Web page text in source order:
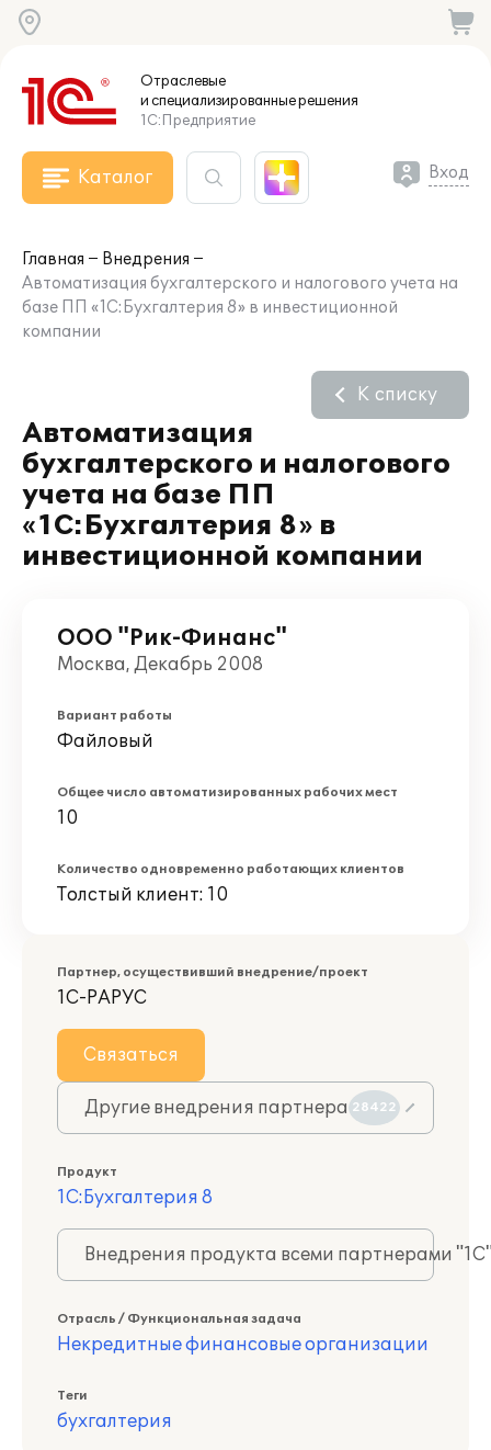
Отраслевые
и специализированныерешения
1С:Предприятие
Каталог Вход
Главная
Внедрения
Автоматизация бухгалтерского и налогового учета на
базе ПП «1С:Бухгалтерия 8» в инвестиционной
компании
Автоматизация
бухгалтерского и налогового
учета на базе ПП
«1С:Бухгалтерия 8» в
инвестиционной компании
К списку
ООО "Рик-Финанс"
Москва, Декабрь 2008
Вариант работы
Файловый
Общее число автоматизированных рабочих мест
10
Количество одновременно работающих клиентов
Толстый клиент: 10
Партнер, осуществивший внедрение/проект
1С-РАРУС
Связаться
Другие внедрения партнера 28422
Продукт
1С:Бухгалтерия 8
Внедрения продукта всеми партнерами
Отрасль / Функциональная задача
Некредитные финансовые организации
Теги
бухгалтерия